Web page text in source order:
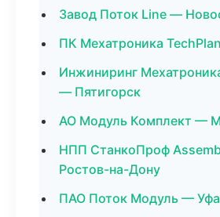
Завод Поток Line —
ПК Мехатроника
Инжиниринг
— Пятигорск
АО Модуль Комплект —
НПП СтанкоПроф
Ростов-на-Дону
ПАО Поток Модуль — Уфа